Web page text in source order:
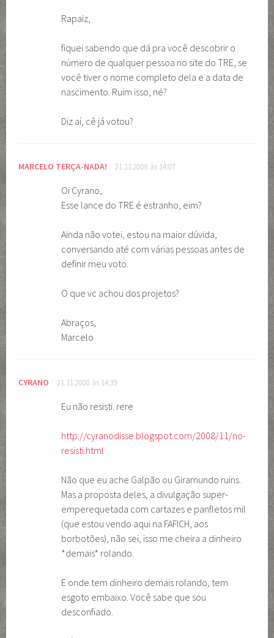
Rapaiz,
fiquei sabendo que dá pra você descobrir o
número de qualquer pessoa no site do TRE, se
você tiver o nome completo dela e a data de
nascimento. Ruim isso, né?
Diz aí, cê já votou?
MARCELO TERÇA-NADA! 21.11.2008 às 14:07
Oi Cyrano,
Esse lance do TRE é estranho, eim?
Ainda não votei, estou na maior dúvida,
conversando até com várias pessoas antes de
definir meu voto.
O que vc achou dos projetos?
Abraços,
Marcelo
CYRANO 21.11.2008 às 14:39
Eu não resisti. rere
http://cyranodisse.blogspot.com/2008/11/no-
resisti.html
Não que eu ache Galpão ou Giramundo ruins.
Mas a proposta deles, a divulgação super-
emperequetada com cartazes e panfletos mil
(que estou vendo aqui na FAFICH, aos
borbotões), não sei, isso me cheira a dinheiro
*demais* rolando.
E onde tem dinheiro demais rolando, tem
esgoto embaixo. Você sabe que sou
desconfiado.